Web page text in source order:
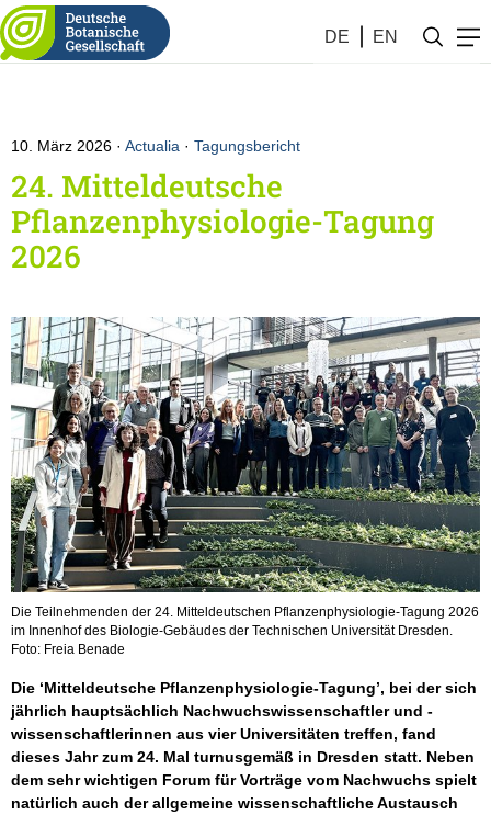
DE EN
10. März 2026 Actualia · Tagungsbericht
24. Mitteldeutsche
Pflanzenphysiologie-Tagung
2026
Die Teilnehmenden der 24. Mitteldeutschen Pflanzenphysiologie-Tagung 2026
im Innenhof des Biologie-Gebäudes der Technischen Universität Dresden.
Foto: Freia Benade
Die ‘Mitteldeutsche Pflanzenphysiologie-Tagung’, bei der sich
jährlich hauptsächlich Nachwuchswissenschaftler und -
wissenschaftlerinnen aus vier Universitäten treffen, fand
dieses Jahr zum 24. Mal turnusgemäß in Dresden statt. Neben
dem sehr wichtigen Forum für Vorträge vom Nachwuchs spielt
natürlich auch der allgemeine wissenschaftliche Austausch